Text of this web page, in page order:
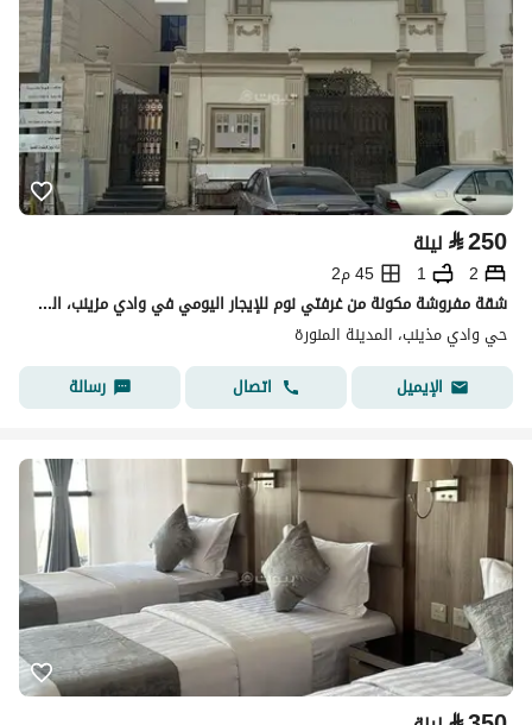
⃁250 ليلة
2
1
45 م2
شقة مفروشة مكونة من غرفتي نوم للإيجار اليومي في وادي مزينب، المدينة المنورة
حي وادي مذينب، المدينة المنورة
الإيميل
اتصال رسالة